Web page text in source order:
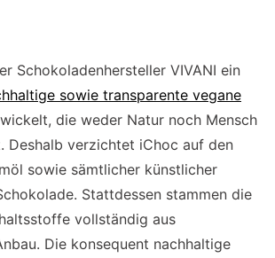
Schokoladenhersteller VIVANI ein
sowie transparente vegane
die weder Natur noch Mensch
Deshalb verzichtet iChoc auf den
sowie sämtlicher künstlicher
Stattdessen stammen die
vollständig aus
Die konsequent nachhaltige